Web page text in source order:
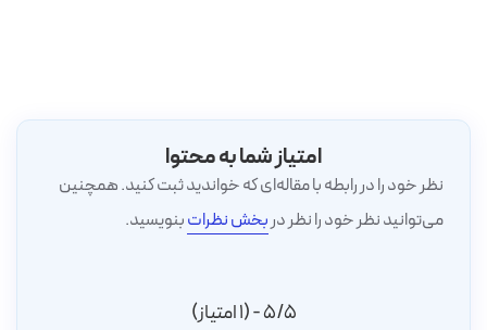
امتیاز شما به محتوا
نظر خود را در رابطه با مقاله‌ای که خواندید ثبت کنید. همچنین
می‌توانید نظر خود را نظر دربخش نظراتبنویسید.
5/5 - (1 امتیاز)